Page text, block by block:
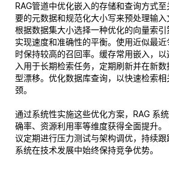
RAG管道中优化嵌入的存储和查询方式
要的元数据和规范化大小写来预处理输入
根据数据集大小选择一种优化的向量索
实现速度和准确性的平衡。使用近似最
时保持较高的召回率。缓存常用嵌入，
入用于长期检索任务，定期刷新并在新
型漂移。优化数据库查询，以快速检索
颈。
通过系统性实施这些优化方案，RAG 系
确率、资源利用率等维度获得全面提升
议定期进行压力测试与架构调优，持续
系统在技术发展中始终保持竞争优势。